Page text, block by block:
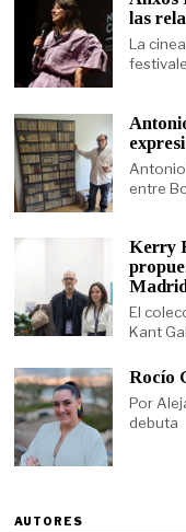
las
La
entre
Kerry
Madrid
El
Kant
Rocío
Por
debuta
AUTORES